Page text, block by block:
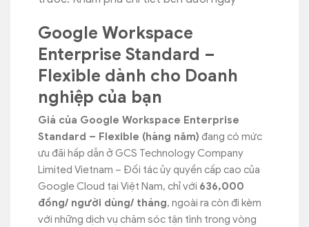
Google Workspace
Enterprise Standard –
Flexible dành cho Doanh
nghiệp của bạn
Giá của Google Workspace Enterprise
Standard – Flexible (hàng năm) đang có mức
ưu đãi hấp dẫn ở GCS Technology Company
Limited Vietnam – Đối tác ủy quyền cấp cao của
Google Cloud tại Việt Nam, chỉ với 636,000
đồng/ người dùng/ tháng, ngoài ra còn đi kèm
với những dịch vụ chăm sóc tận tình trong vòng